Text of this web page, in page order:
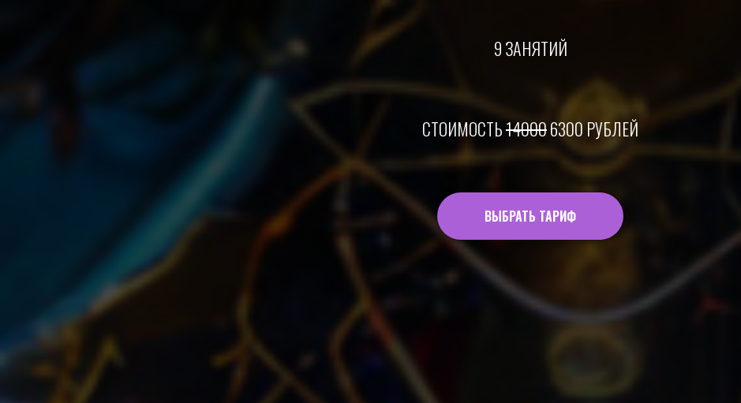
9 ЗАНЯТИЙ
СТОИМОСТЬ140006300 РУБЛЕЙ
ВЫБРАТЬ ТАРИФ